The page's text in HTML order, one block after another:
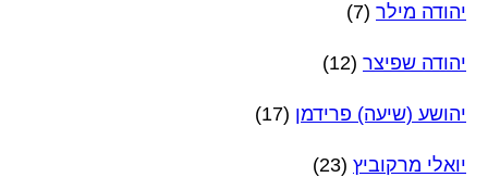
יהודה מילר (7)
יהודה שפיצר (12)
יהושע (שיעה) פרידמן (17)
יואלי מרקוביץ (23)